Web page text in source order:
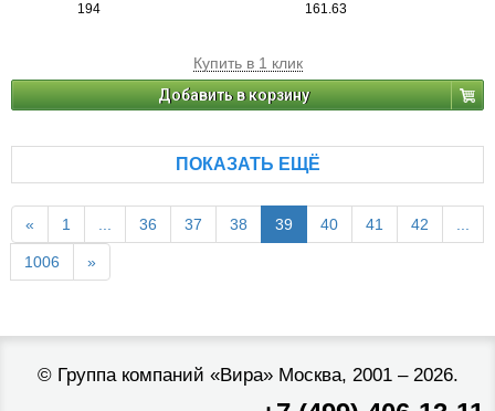
194 161.63
Купить в 1 клик
Добавить в корзину
ПОКАЗАТЬ ЕЩЁ
« 1 ... 36 37 38 39 40 41 42 ...
1006 »
© Группа компаний «Вира»Москва, 2001 – 2026.